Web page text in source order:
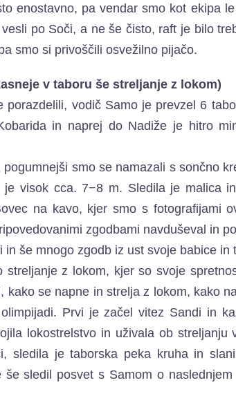
enostavno, pa vendar smo kot ekipa
po Soči, a ne še čisto, raft je bilo
smo si privoščili osvežilno pijačo.
v taboru še streljanje z lokom)
vodič Samo je prevzel 6
in naprej do Nadiže je hitro
smo se namazali s sončno
visok cca. 7−8 m. Sledila je malica
na kavo, kjer smo s fotografijami
zgodbami navduševal in
še mnogo zgodb iz ust svoje babice in
z lokom, kjer so svoje
se napne in strelja z lokom, kako
Prvi je začel vitez Sandi in
lokostrelstvo in uživala ob streljanju
je taborska peka kruha in
sledil posvet s Samom o